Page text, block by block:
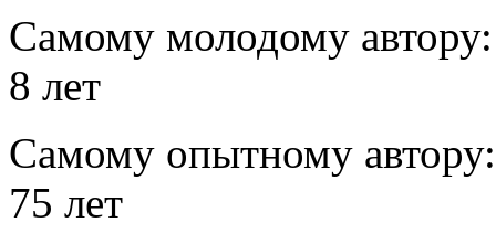
Самому молодому автору:
8 лет
Самому опытному автору:
75 лет